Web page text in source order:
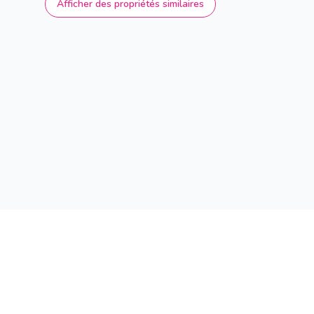
Afficher des propriétés similaires